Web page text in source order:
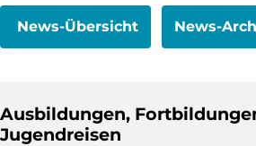
News-Übersicht News-
Ausbildungen,
Jugendreisen